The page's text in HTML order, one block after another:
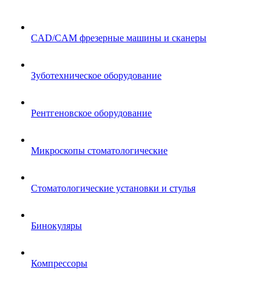
CAD/CAM фрезерные машины и сканеры
Зуботехническое оборудование
Рентгеновское оборудование
Микроскопы стоматологические
Стоматологические установки и стулья
Бинокуляры
Компрессоры